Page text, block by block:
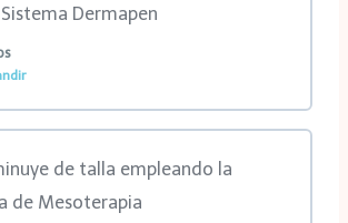
0/5 pasos
Dermapen
0/5 pasos
de talla empleando la
de Mesoterapia